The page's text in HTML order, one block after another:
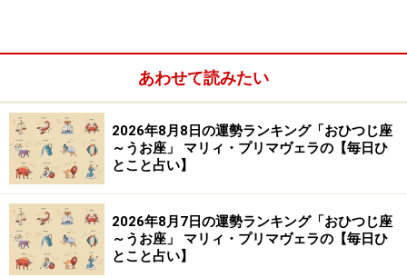
11位：うお座／魚座（2月19日～3月20日生
まれ）
「うお座」の今日の運勢
今日は努力が伝わりにくいかも。でも手抜きはすぐバレ
るので丁寧に。
あわせて読みたい
2026年8月8日の運勢ランキング「おひつじ座
～うお座」 マリィ・プリマヴェラの【毎日ひ
とこと占い】
2026年8月7日の運勢ランキング「おひつじ座
～うお座」 マリィ・プリマヴェラの【毎日ひ
とこと占い】